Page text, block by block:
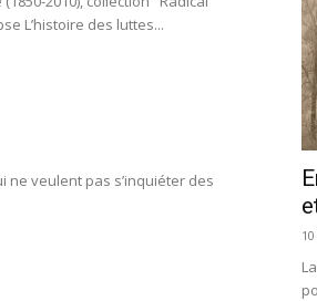
L’histoire des luttes...
ne veulent pas s’inquiéter des